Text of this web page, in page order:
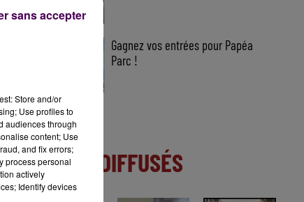
Gagnez vos entrées pour Papéa
Parc !
TITRES DIFFUSÉS
Store and/or
Use profiles to
audiences through
content; Use
and fix errors;
process personal
actively
Identify devices
sans accepter